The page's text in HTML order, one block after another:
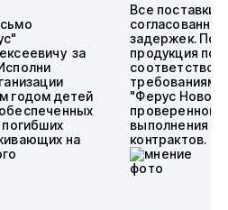
за
годом детей
на
Все поставки
задержек.
продукция
требованиям.
"Ферус
проверенного
выполнения
контрактов.